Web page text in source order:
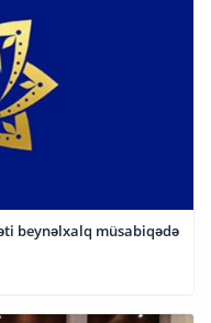
müsabiqədə